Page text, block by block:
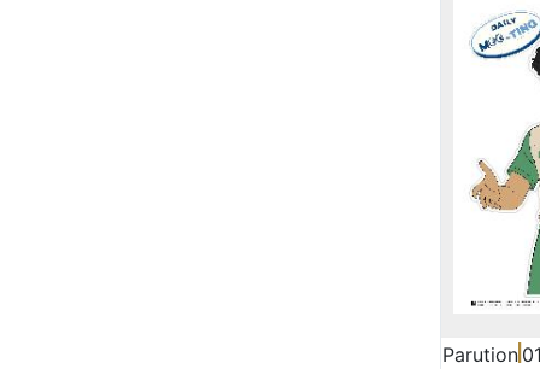
Parution